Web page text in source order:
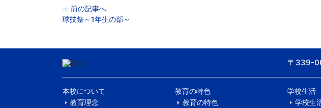
≪ 前の記事へ
球技祭～1年生の部～
〒339-
本校について
教育理念
教育の特色
教育の特色
学校生活
学校生